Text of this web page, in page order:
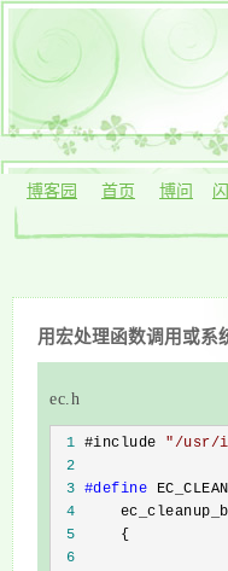
博客园 首页 博问
用宏处理函数调用或系
ec.h
1 #include "/usr/
2
3 #define
4
5
6